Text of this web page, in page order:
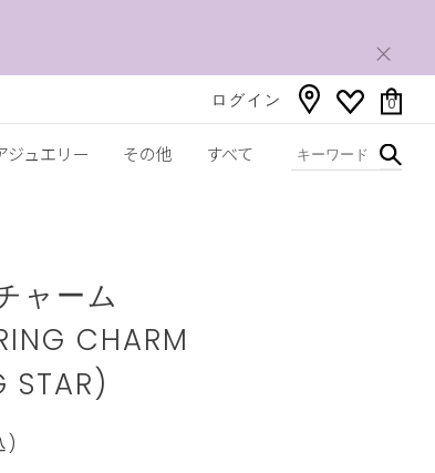
ログイン 0
ジュエリー その他 すべて
ャーム
CHARM
STAR)
)